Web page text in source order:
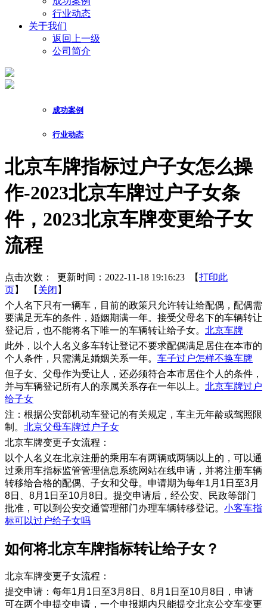
行业动态
关于我们
返回上一级
公司简介
成功案例
行业动态
北京车牌指标过户子女怎么操
作-2023北京车牌过户子女条
件，2023北京车牌变更给子女
流程
点击次数： 更新时间：2022-11-18 19:16:23 【打印此
页】 【 关闭 】
个人名下只有一辆车，目前的政策只允许转让给配偶，配偶需
要满足无车的条件，婚姻期满一年。接受父母名下的车辆转让
登记后，也不能将名下唯一的车辆转让给子女。 北京车牌
此外，以个人名义多车转让登记不要求配偶满足居住在本市的
个人条件，只需满足婚姻关系一年。 车子过户怎样不换车牌
但子女、父母作为受让人，还必须符合本市居住个人的条件，
并与车辆登记所有人的亲属关系存在一年以上。 北京车牌过户
给子女
注：根据公安部机动车登记的有关规定，车主无年龄或驾照限
制。 北京父母车牌过户子女
北京车牌变更子女流程：
以个人名义在北京注册的乘用车有两辆或两辆以上的，可以通
过乘用车指标监管管理信息系统网站在线申请，并将注册车辆
转移给合格的配偶、子女和父母。申请期为每年1月1日至3月
8日、8月1日至10月8日。提交申请后，经公安、民政等部门
批准，可以到公安交通管理部门办理车辆转移登记。 小客车指
标可以过户给子女吗
​如何将北京车牌指标转让给子女？
北京车牌变更子女流程：
提交申请：每年1月1日至3月8日、8月1日至10月8日，申请
可在两个申提交申请，一个申报期内只能提交北京公交车变更